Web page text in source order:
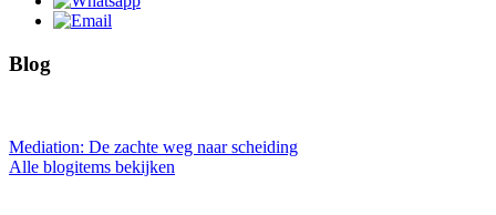
Blog
Mediation: De zachte weg naar scheiding
Alle blogitems bekijken